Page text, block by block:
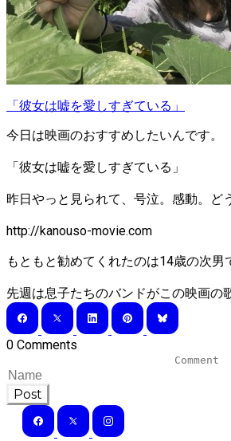
「彼女は嘘を愛しすぎている」
今日は映画のおすすめしたいんです。
「彼女は嘘を愛しすぎている」
昨日やっと見られて、号泣。感動。ど
http://kanouso-movie.com
もともと勧めてくれたのは14歳の次
先週は息子たちのバンドがこの映画の
0 Comments
Post